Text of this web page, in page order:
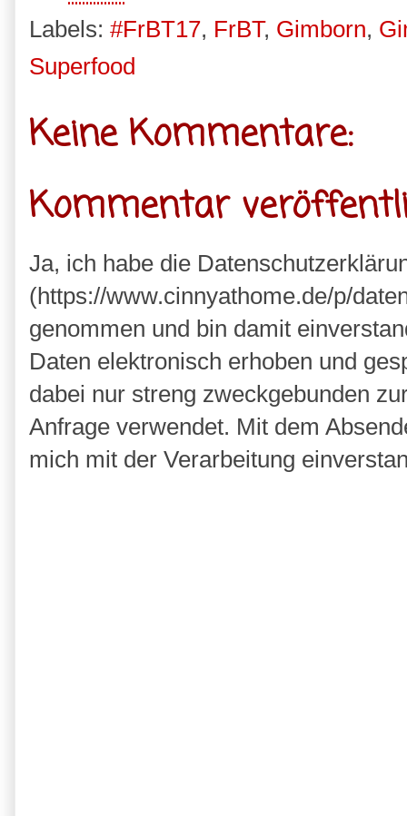
Labels: #FrBT17, FrBT, Gimborn,
Superfood
Keine Kommentare:
Kommentar
Ja, ich habe die
(https://www.cinnyathome.de/p/
genommen und bin damit
Daten elektronisch erhoben und
dabei nur streng zweckgebunden
Anfrage verwendet. Mit dem
mich mit der Verarbeitung